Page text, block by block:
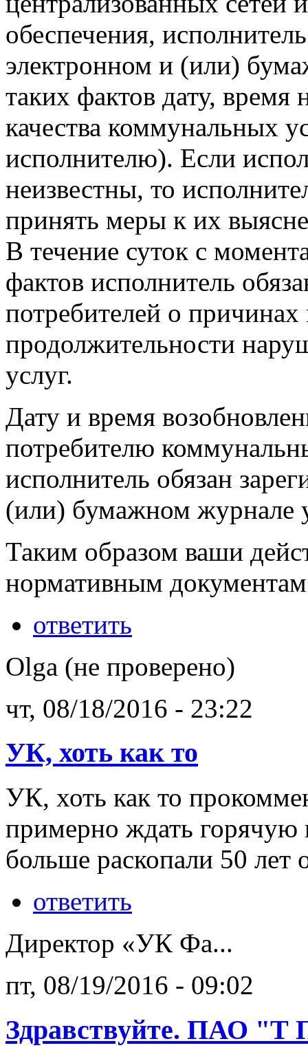
обеспечения,
электронном и (или)
таких фактов дату,
качества коммунальных
исполнителю). Если
неизвестны, то
принять меры к их
В течение суток с
фактов исполнитель
потребителей о
продолжительности
услуг.
Дату и время
потребителю
исполнитель обязан
(или) бумажном журнале
Таким образом ваши
нормативным
ответить
Olga (не проверено)
чт, 08/18/2016 - 23:22
УК, хоть как то
УК, хоть как то
примерно ждать горячую
больше раскопали 50 лет
ответить
Директор «УК Фа...
пт, 08/19/2016 - 09:02
Здравствуйте. ПАО "Т